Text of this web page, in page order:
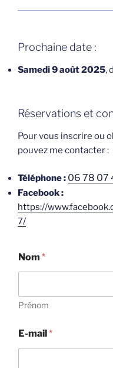
Prochaine date :
Samedi 9 août 2025,
Réservations et
Pour vous inscrire ou
pouvez me contacter :
Téléphone : 06 78 07
Facebook:
https://
7/
Nom *
Prénom
E-mail*